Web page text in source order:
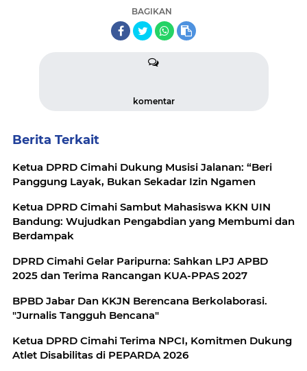
BAGIKAN
komentar
Berita Terkait
Ketua DPRD Cimahi Dukung Musisi Jalanan: “Beri
Panggung Layak, Bukan Sekadar Izin Ngamen
Ketua DPRD Cimahi Sambut Mahasiswa KKN UIN
Bandung: Wujudkan Pengabdian yang Membumi dan
Berdampak
DPRD Cimahi Gelar Paripurna: Sahkan LPJ APBD
2025 dan Terima Rancangan KUA-PPAS 2027
BPBD Jabar Dan KKJN Berencana Berkolaborasi.
"Jurnalis Tangguh Bencana"
Ketua DPRD Cimahi Terima NPCI, Komitmen Dukung
Atlet Disabilitas di PEPARDA 2026